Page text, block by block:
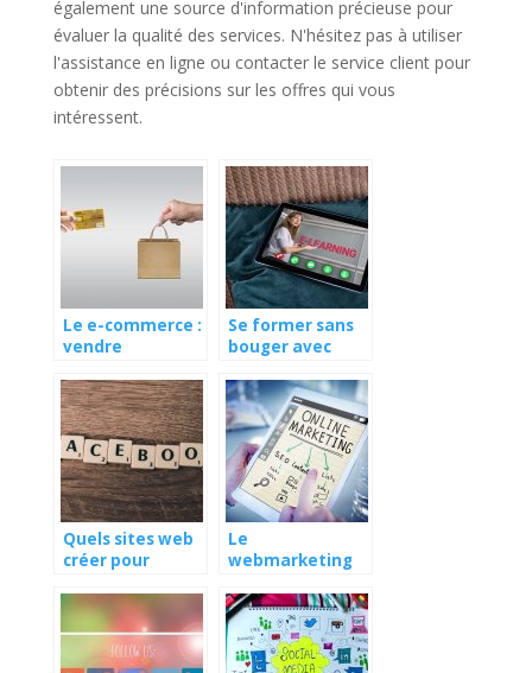
également une source d'information précieuse pour
évaluer la qualité des services. N'hésitez pas à utiliser
l'assistance en ligne ou contacter le service client pour
obtenir des précisions sur les offres qui vous
intéressent.
Le e-commerce :
vendre
Se former sans
bouger avec
Quels sites web
créer pour
activités ?
Le
webmarketing
activités d’une
entreprise